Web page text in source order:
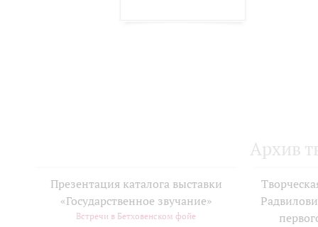
Архив
Презентация каталога выставки
«Государственное звучание»
Встречи в Бетховенском фойе